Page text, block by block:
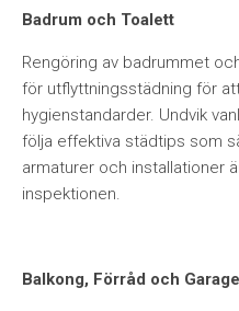
Badrum och Toalett
Rengöring av badrummet
för utflyttningsstädning för
hygienstandarder. Undvik
följa effektiva städtips som
armaturer och installationer
inspektionen.
Balkong, Förråd och Garage